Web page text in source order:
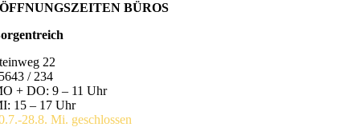
ÖFFNUNGSZEITEN BÜROS
22
/ 234
+ DO: 9 – 11 Uhr
15 – 17 Uhr
28.8. Mi. geschlossen